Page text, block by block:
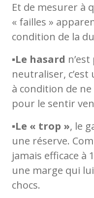
Et de mesurer à
« failles »
condition de la
▪️Le hasard
neutraliser,
à condition de
pour le sentir
▪️Le « trop », le
une réserve.
jamais efficace à
une marge qui
chocs.